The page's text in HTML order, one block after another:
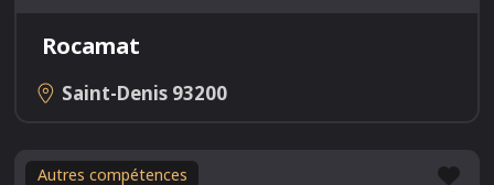
Rocamat
Saint-Denis 93200
Autres compétences